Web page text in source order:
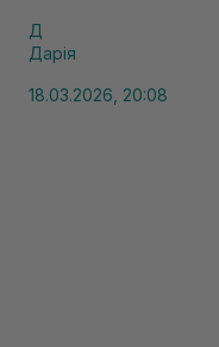
Д
Дарія
18.03.2026, 20:08